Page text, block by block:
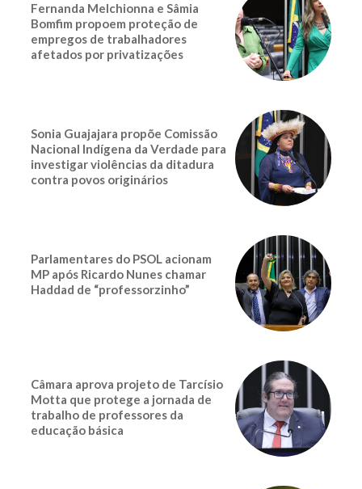
Fernanda Melchionna e Sâmia
Bomfim propoem proteção de
empregos de trabalhadores
afetados por privatizações
Sonia Guajajara propõe Comissão
Nacional Indígena da Verdade para
investigar violências da ditadura
contra povos originários
Parlamentares do PSOL acionam
MP após Ricardo Nunes chamar
Haddad de “professorzinho”
Câmara aprova projeto de Tarcísio
Motta que protege a jornada de
trabalho de professores da
educação básica